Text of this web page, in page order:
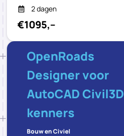
2 dagen
€1095,--
OpenRoads
Designer voor
AutoCAD Civil3D
kenners
Bouw en Civiel